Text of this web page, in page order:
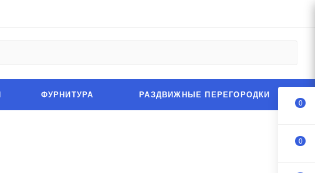
ФУРНИТУРА РАЗДВИЖНЫЕ ПЕРЕГОРОДКИ
0
0